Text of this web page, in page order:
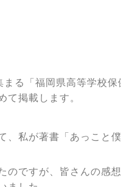
る「福岡県高等学校保
掲載します。
、私が著書「あっこと
のですが、皆さんの感